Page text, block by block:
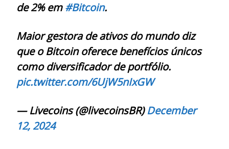
de 2% em#Bitcoin.
Maior gestora de ativos do mundo diz
que o Bitcoin oferece benefícios únicos
como diversificador de portfólio.
pic.twitter.com/6UjW5nIxGW
— Livecoins (@livecoinsBR)December
12, 2024